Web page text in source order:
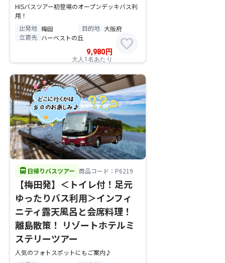
HISバスツアー初登場のオープンデッキバス利
用！
出発地 梅田 目的地 大阪府
立寄先 ハーベストの丘
9,980 円
大人1名あたり
favorite
directions_bus 日帰りバスツアー 商品コード：P6219
【梅田発】＜トイレ付！足元
ゆったりバス利用＞インフィ
ニティ露天風呂と会席料理！
離島散策！ リゾートホテルミ
ステリーツアー
人気のフォトスポットにもご案内♪